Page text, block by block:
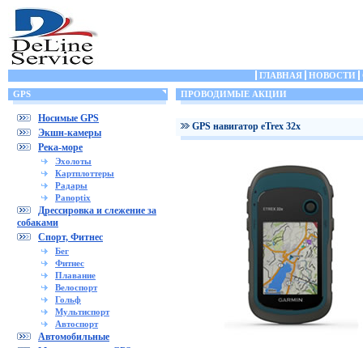
ГЛАВНАЯ НОВОСТИ
GPS
Носимые GPS
Экшн-камеры
Река-море
Эхолоты
Картплоттеры
Радары
Panoptix
Дрессировка и слежение за
собаками
Спорт, Фитнес
Бег
Фитнес
Плавание
Велоспорт
Гольф
Мультиспорт
Автоспорт
Автомобильные
ПРОВОДИМЫЕ АКЦИИ
GPS навигатор eTrex 32x